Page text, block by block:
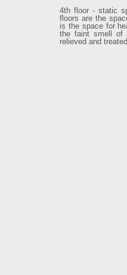
4th floor - static
floors are the
is the space for
the faint smell of
relieved and